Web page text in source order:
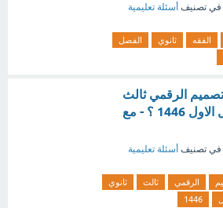
في تصنيف أسئلة تعليمية
الفقه ثانوي
الفصل
الرقمي ثالث
ثانوي الفصل الاول 1446 ؟ - مع
في تصنيف أسئلة تعليمية
الرقمي ثالث
ثانوي
1446